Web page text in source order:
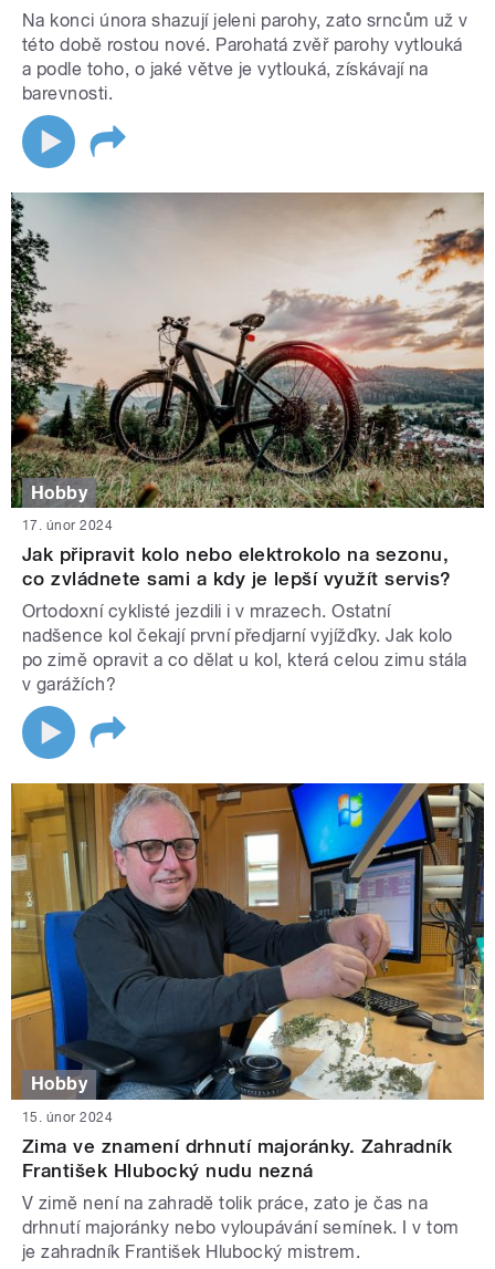
Na konci února shazují jeleni parohy, zato srncům už v
této době rostou nové. Parohatá zvěř parohy vytlouká
a podle toho, o jaké větve je vytlouká, získávají na
barevnosti.
Hobby
17. únor 2024
Jak připravit kolo nebo elektrokolo na sezonu,
co zvládnete sami a kdy je lepší využít servis?
Ortodoxní cyklisté jezdili i v mrazech. Ostatní
nadšence kol čekají první předjarní vyjížďky. Jak kolo
po zimě opravit a co dělat u kol, která celou zimu stála
v garážích?
Hobby
15. únor 2024
Zima ve znamení drhnutí majoránky. Zahradník
František Hlubocký nudu nezná
V zimě není na zahradě tolik práce, zato je čas na
drhnutí majoránky nebo vyloupávání semínek. I v tom
je zahradník František Hlubocký mistrem.